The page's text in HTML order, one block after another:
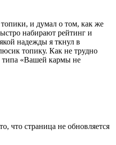
и думал о том, как же
набирают рейтинг и
надежды я ткнул в
топику. Как не трудно
типа «Вашей кармы не
что страница не обновляется